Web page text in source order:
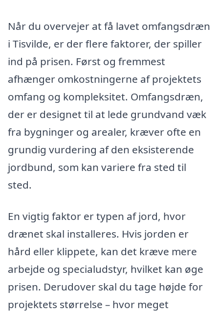
Når du overvejer at få lavet omfangsdræn
i Tisvilde, er der flere faktorer, der spiller
ind på prisen. Først og fremmest
afhænger omkostningerne af projektets
omfang og kompleksitet. Omfangsdræn,
der er designet til at lede grundvand væk
fra bygninger og arealer, kræver ofte en
grundig vurdering af den eksisterende
jordbund, som kan variere fra sted til
sted.
En vigtig faktor er typen af jord, hvor
drænet skal installeres. Hvis jorden er
hård eller klippete, kan det kræve mere
arbejde og specialudstyr, hvilket kan øge
prisen. Derudover skal du tage højde for
projektets størrelse – hvor meget